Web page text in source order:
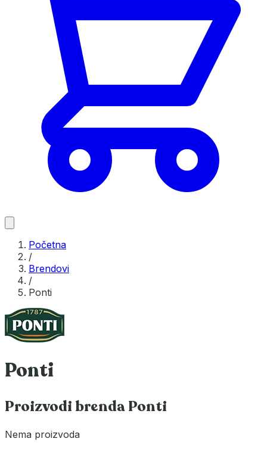
Početna
/
Brendovi
/
Ponti
Ponti
Proizvodi brenda Ponti
Nema proizvoda